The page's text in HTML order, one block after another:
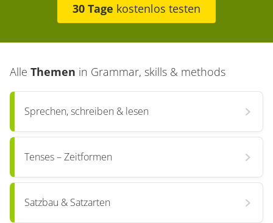
30 Tage kostenlos testen
Alle Themen in Grammar, skills & methods
Sprechen, schreiben & lesen
Tenses – Zeitformen
Satzbau & Satzarten